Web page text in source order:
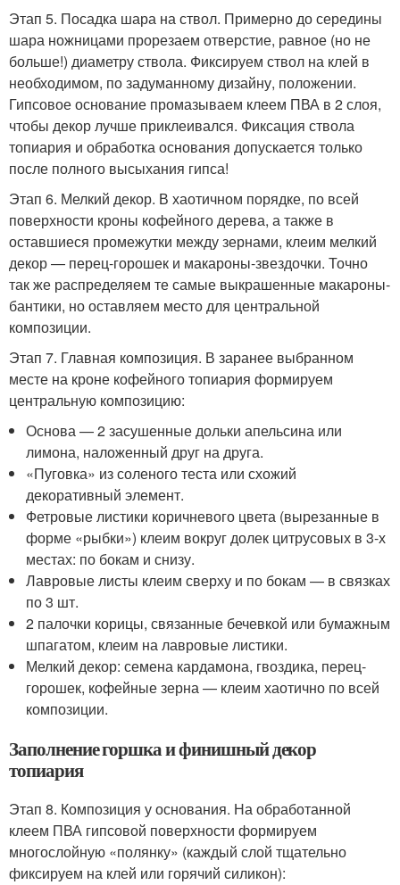
Этап 5. Посадка шара на ствол. Примерно до середины
шара ножницами прорезаем отверстие, равное (но не
больше!) диаметру ствола. Фиксируем ствол на клей в
необходимом, по задуманному дизайну, положении.
Гипсовое основание промазываем клеем ПВА в 2 слоя,
чтобы декор лучше приклеивался. Фиксация ствола
топиария и обработка основания допускается только
после полного высыхания гипса!
Этап 6. Мелкий декор. В хаотичном порядке, по всей
поверхности кроны кофейного дерева, а также в
оставшиеся промежутки между зернами, клеим мелкий
декор — перец-горошек и макароны-звездочки. Точно
так же распределяем те самые выкрашенные макароны-
бантики, но оставляем место для центральной
композиции.
Этап 7. Главная композиция. В заранее выбранном
месте на кроне кофейного топиария формируем
центральную композицию:
Основа — 2 засушенные дольки апельсина или
лимона, наложенный друг на друга.
«Пуговка» из соленого теста или схожий
декоративный элемент.
Фетровые листики коричневого цвета (вырезанные в
форме «рыбки») клеим вокруг долек цитрусовых в 3-х
местах: по бокам и снизу.
Лавровые листы клеим сверху и по бокам — в связках
по 3 шт.
2 палочки корицы, связанные бечевкой или бумажным
шпагатом, клеим на лавровые листики.
Мелкий декор: семена кардамона, гвоздика, перец-
горошек, кофейные зерна — клеим хаотично по всей
композиции.
Заполнение горшка и финишный декор
топиария
Этап 8. Композиция у основания. На обработанной
клеем ПВА гипсовой поверхности формируем
многослойную «полянку» (каждый слой тщательно
фиксируем на клей или горячий силикон):